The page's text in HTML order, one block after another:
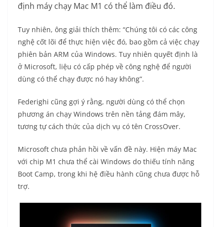
định máy chạy Mac M1 có thể làm điều đó.
Tuy nhiên, ông giải thích thêm: “Chúng tôi có các công
nghệ cốt lõi để thực hiện việc đó, bao gồm cả việc chạy
phiên bản ARM của Windows. Tuy nhiên quyết định là
ở Microsoft, liệu có cấp phép về công nghệ để người
dùng có thể chạy được nó hay không”.
Federighi cũng gợi ý rằng, người dùng có thể chọn
phương án chạy Windows trên nền tảng đám mây,
tương tự cách thức của dịch vụ có tên CrossOver.
Microsoft chưa phản hồi về vấn đề này. Hiện máy Mac
với chip M1 chưa thể cài Windows do thiếu tính năng
Boot Camp, trong khi hệ điều hành cũng chưa được hỗ
trợ.